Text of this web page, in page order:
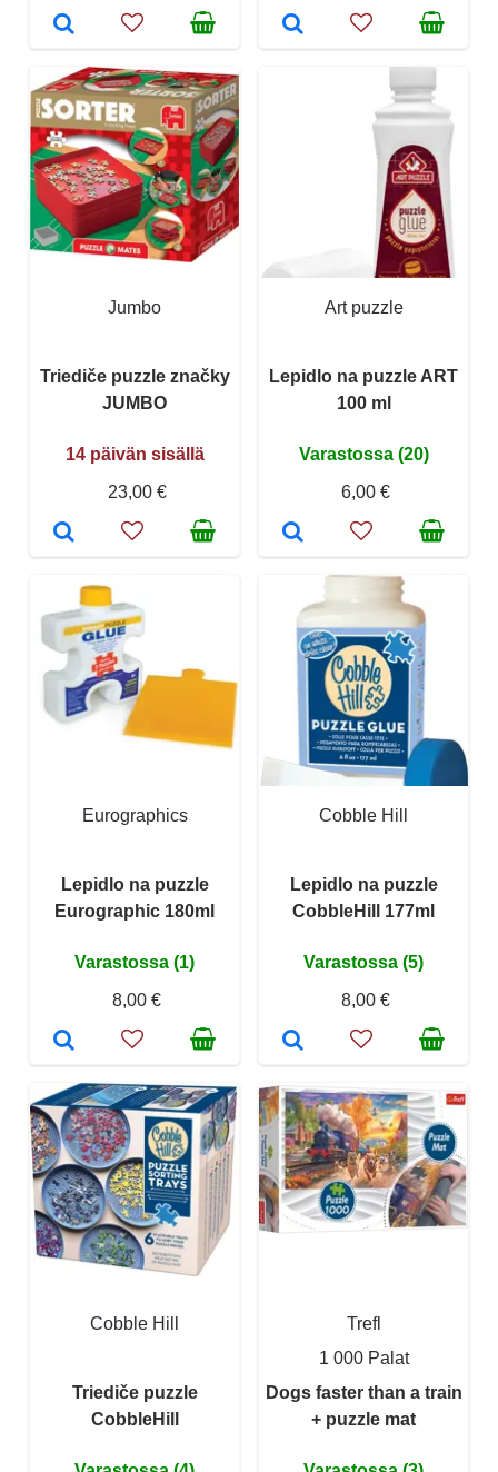
Jumbo
Triediče puzzle značky
JUMBO
14 päivän sisällä
23,00 €
Art puzzle
Lepidlo na puzzle ART
100 ml
Varastossa (20)
6,00 €
Eurographics
Lepidlo na puzzle
Eurographic 180ml
Varastossa (1)
8,00 €
Cobble Hill
Lepidlo na puzzle
CobbleHill 177ml
Varastossa (5)
8,00 €
Cobble Hill
Triediče puzzle
CobbleHill
Trefl
1 000 Palat
Dogs faster than a train
+ puzzle mat